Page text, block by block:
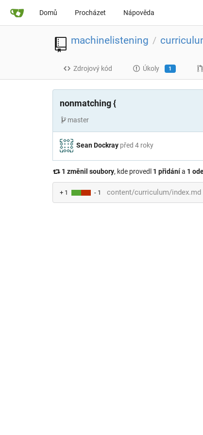
Domů Procházet Nápověda
machinelistening /
Zdrojový kód Úkoly 1
nonmatching {
master
Sean Dockray před 4 roky
1 změnil soubory, kde provedl 1 přidánía 1
+ 1 - 1 content/curriculum/index.md